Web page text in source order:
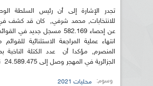
تجدر الإشارة إلى أن رئيس السلطة
للانتخابات, محمد شرفي, كان قد كشف
عن إحصاء 582.169 مسجل جديد في
انتهاء عملية المراجعة الاستثنائية
المنصرم, مؤكدا أن عدد الكتلة الناخبة
الجزائرية في المهجر وصل إلى 24.589.475 ناخب.
وسوم: محليات 2021